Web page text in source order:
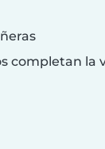
completan la